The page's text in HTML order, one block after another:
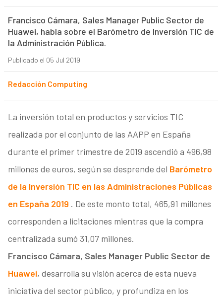
Francisco Cámara, Sales Manager Public Sector de
Huawei, habla sobre el Barómetro de Inversión TIC de
la Administración Pública.
Publicado el 05 Jul 2019
Redacción Computing
La inversión total en productos y servicios TIC
realizada por el conjunto de las AAPP en España
durante el primer trimestre de 2019 ascendió a 496,98
millones de euros, según se desprende del Barómetro
de la Inversión TIC en las Administraciones Públicas
en España 2019 . De este monto total, 465,91 millones
corresponden a licitaciones mientras que la compra
centralizada sumó 31,07 millones.
Francisco Cámara, Sales Manager Public Sector de
Huawei, desarrolla su visión acerca de esta nueva
iniciativa del sector público, y profundiza en los